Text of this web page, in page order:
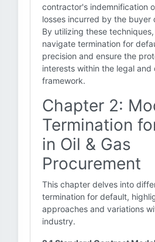
contractor's indemnification
losses incurred by the buyer
By utilizing these
navigate termination for
precision and ensure the
interests within the legal and
framework.
Chapter 2:
Termination
in Oil & Gas
Procurement
This chapter delves into
termination for default,
approaches and variations
industry.